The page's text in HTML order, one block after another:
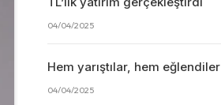
04/04/2025
Hem yarıştılar, hem eğlendiler
04/04/2025